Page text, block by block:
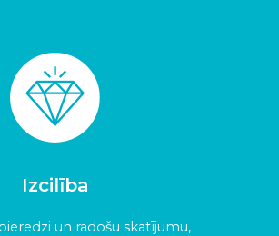
Izcilība
un radošu skatījumu,